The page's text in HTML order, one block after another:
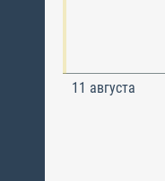
11 августа